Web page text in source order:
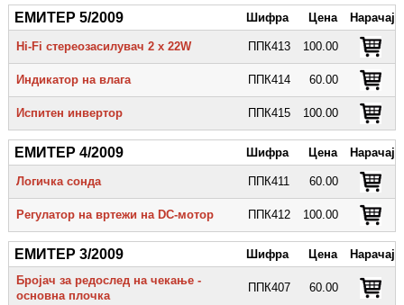
ЕМИТЕР 5/2009 Шифра Цена Нарачај
Hi-Fi стереозасилувач 2 х 22W ППК413 100.00
Индикатор на влага ППК414 60.00
Испитен инвертор ППК415 100.00
ЕМИТЕР 4/2009 Шифра Цена Нарачај
Логичка сонда ППК411 60.00
Регулатор на вртежи на DC-мотор ППК412 100.00
ЕМИТЕР 3/2009 Шифра Цена
Нарачај
Бројач за редослед на чекање -
основна плочка
ППК407 60.00